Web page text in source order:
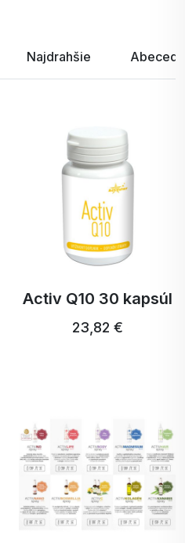
Najdrahšie
Activ Q10 30 kapsúl
23,82 €